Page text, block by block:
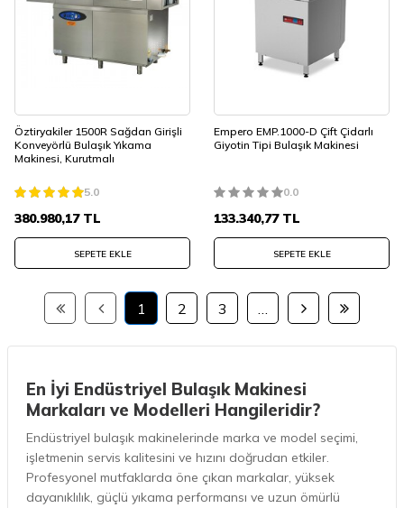
Öztiryakiler 1500R Sağdan Girişli
Konveyörlü Bulaşık Yıkama
Makinesi, Kurutmalı
5.0
380.980,17TL
SEPETE EKLE
Empero EMP.1000-D Çift Çidarlı
Giyotin Tipi Bulaşık Makinesi
0.0
133.340,77TL
SEPETE EKLE
1 2 3
En İyi Endüstriyel Bulaşık Makinesi
Markaları ve Modelleri Hangileridir?
Endüstriyel bulaşık makinelerinde marka ve model seçimi,
işletmenin servis kalitesini ve hızını doğrudan etkiler.
Profesyonel mutfaklarda öne çıkan markalar, yüksek
dayanıklılık, güçlü yıkama performansı ve uzun ömürlü